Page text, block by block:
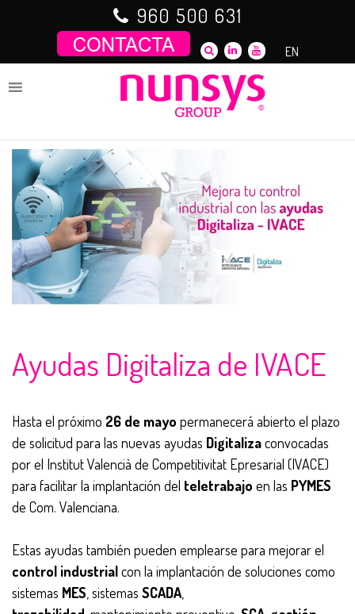
960 500 631
EN
Ayudas Digitaliza de IVACE
Hasta el próximo 26 de mayo permanecerá abierto el plazo
de solicitud para las nuevas ayudas Digitalizaconvocadas
por el Institut Valencià de Competitivitat Epresarial (IVACE)
para facilitar la implantación del teletrabajo en las PYMES
de Com. Valenciana.
Estas ayudas también pueden emplearse para mejorar el
control industrialcon la implantación de soluciones como
sistemas MES , sistemas SCADA